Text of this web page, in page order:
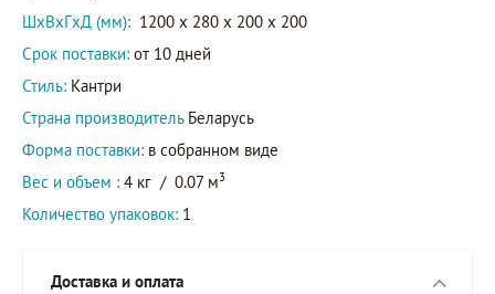
ШxВxГxД (мм): 1200 x 280 x 200 x 200
Срок поставки: от 10 дней
Стиль: Кантри
Страна производитель Беларусь
Форма поставки: в собранном виде
Вес и объем : 4 кг / 0.07 м3
Количество упаковок: 1
Доставка и оплата